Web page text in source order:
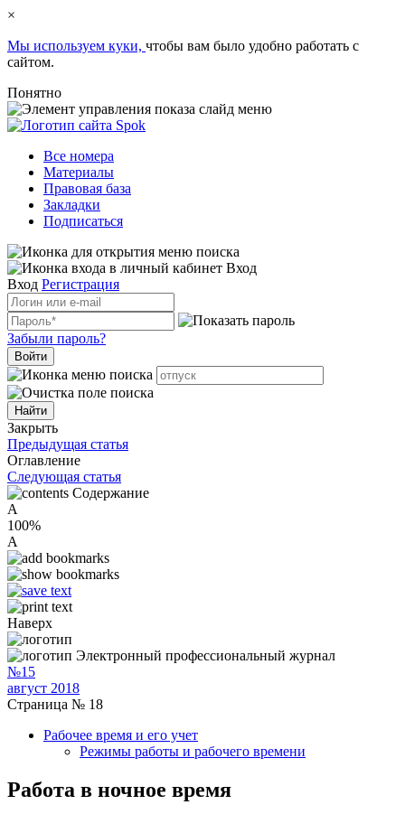
×
Мы используем куки, чтобы вам было удобно работать с
сайтом.
Понятно
Все номера
Материалы
Правовая база
Закладки
Подписаться
Вход
Вход Регистрация
Забыли пароль?
Войти
Закрыть
Предыдущая статья
Оглавление
Следующая статья
Содержание
A
100%
A
Наверх
Электронный профессиональный журнал
№15
август 2018
Страница № 18
Рабочее время и его учет
Режимы работы и рабочего времени
Работа в ночное время